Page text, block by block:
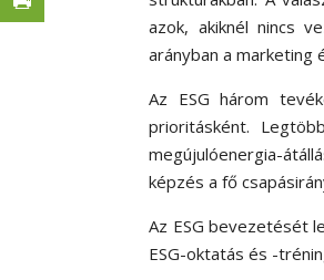
azok, akiknél nincs
arányban a marketing
Az ESG három
prioritásként.
megújulóenergia-
képzés a fő
Az ESG bevezetését
ESG-oktatás és -